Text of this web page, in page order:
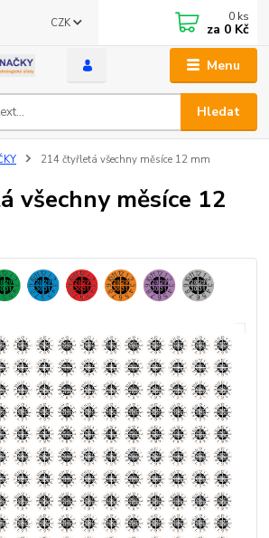
Menu
CZK
Hledat
0 ks
za 0 Kč
214 čtyřletá všechny měsíce 12 mm
všechny měsíce 12